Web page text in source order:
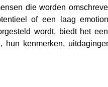
die worden
of een laag
wordt, biedt het
hun kenmerken,